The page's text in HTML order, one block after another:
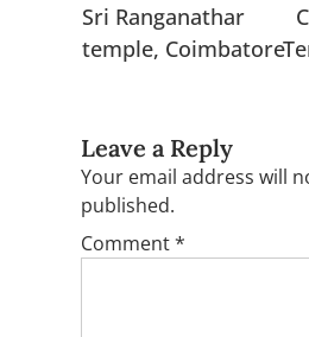
Sri Ranganathar
temple, Coimbatore
Leave a Reply
Your email address will
published.
Comment*